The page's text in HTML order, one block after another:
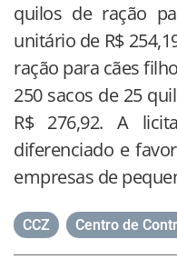
quilos de ração
unitário de R$
ração para cães
250 sacos de 25
R$ 276,92. A
diferenciado e
empresas de
CCZ Centro de